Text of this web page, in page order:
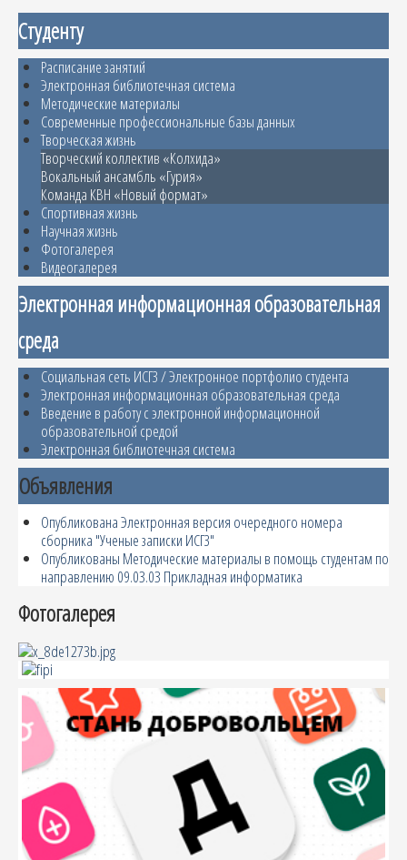
Студенту
Расписание занятий
Электронная библиотечная система
Методические материалы
Современные профессиональные базы данных
Творческая жизнь
Творческий коллектив «Колхида»
Вокальный ансамбль «Гурия»
Команда КВН «Новый формат»
Спортивная жизнь
Научная жизнь
Фотогалерея
Видеогалерея
Электронная информационная образовательная
среда
Социальная сеть ИСГЗ / Электронное портфолио студента
Электронная информационная образовательная среда
Введение в работу с электронной информационной
образовательной средой
Электронная библиотечная система
Объявления
Опубликована Электронная версия очередного номера
сборника "Ученые записки ИСГЗ"
Опубликованы Методические материалы в помощь студентам по
направлению 09.03.03 Прикладная информатика
Фотогалерея